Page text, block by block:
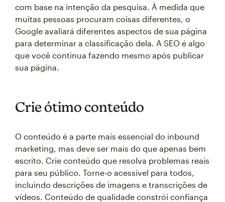
com base na intenção da pesquisa. À medida que
muitas pessoas procuram coisas diferentes, o
Google avaliará diferentes aspectos de sua página
para determinar a classificação dela. A SEO é algo
que você continua fazendo mesmo após publicar
sua página.
Crie ótimo conteúdo
O conteúdo é a parte mais essencial do inbound
marketing, mas deve ser mais do que apenas bem
escrito. Crie conteúdo que resolva problemas reais
para seu público. Torne-o acessível para todos,
incluindo descrições de imagens e transcrições de
vídeos. Conteúdo de qualidade constrói confiança